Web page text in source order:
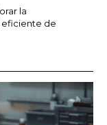
la
eficiente de